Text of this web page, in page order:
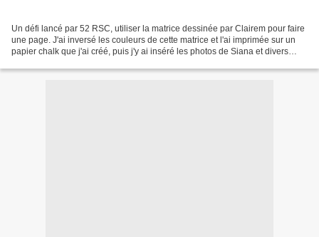
Un défi lancé par 52 RSC, utiliser la matrice dessinée par Clairem pour faire
une page. J'ai inversé les couleurs de cette matrice et l'ai imprimée sur un
papier chalk que j'ai créé, puis j'y ai inséré les photos de Siana et divers